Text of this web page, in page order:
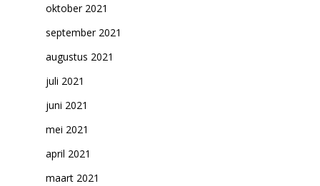
oktober 2021
september 2021
augustus 2021
juli 2021
juni 2021
mei 2021
april 2021
maart 2021